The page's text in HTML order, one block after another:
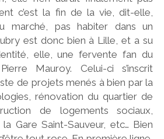
c’est la fin de la vie, dit-elle,
marché, pas habiter dans un
est donc bien à Lille, et a su
elle, une fervente fan du
Mauroy. Celui-ci s’inscrit
de projets menés à bien par la
rénovation du quartier de
de logements sociaux,
Gare Saint-Sauveur, etc… Bien